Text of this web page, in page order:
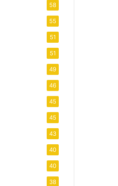
58
55
51
51
49
46
45
45
43
40
40
38